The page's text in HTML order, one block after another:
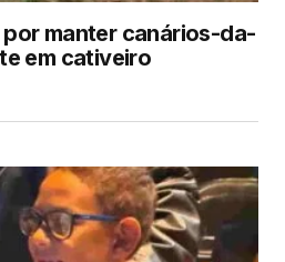
manter canários-da-
em cativeiro